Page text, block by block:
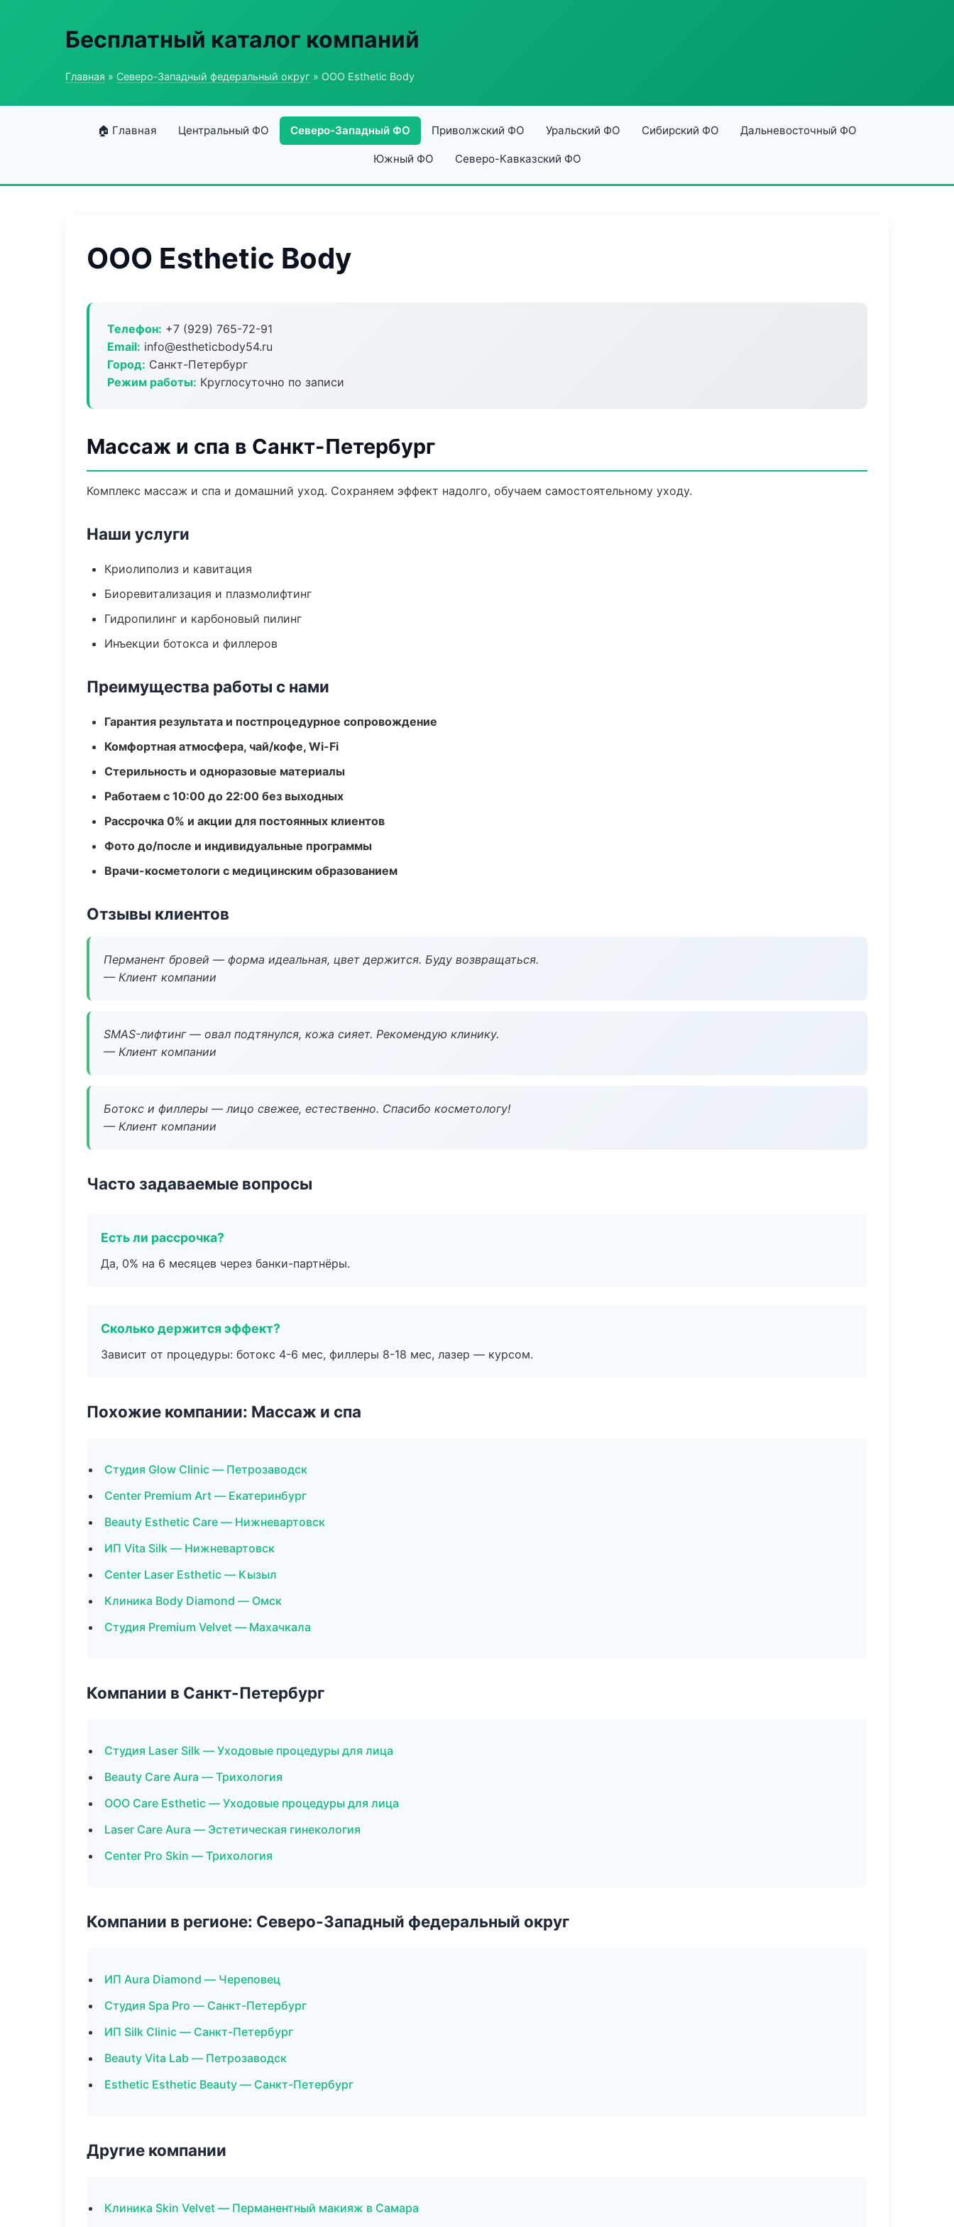
Бесплатный каталог компаний
Главная » Северо-Западный федеральный округ » ООО Esthetic Body
🏠 Главная Центральный ФО Северо-Западный ФО Приволжский ФО Уральский ФО Сибирский ФО Дальневосточный ФО
Южный ФО Северо-Кавказский ФО
ООО Esthetic Body
Телефон: +7 (929) 765-72-91
Email: info@estheticbody54.ru
Город: Санкт-Петербург
Режим работы: Круглосуточно по записи
Массаж и спа в Санкт-Петербург
Комплекс массаж и спа и домашний уход. Сохраняем эффект надолго, обучаем самостоятельному уходу.
Наши услуги
Криолиполиз и кавитация
Биоревитализация и плазмолифтинг
Гидропилинг и карбоновый пилинг
Инъекции ботокса и филлеров
Преимущества работы с нами
Гарантия результата и постпроцедурное сопровождение
Комфортная атмосфера, чай/кофе, Wi-Fi
Стерильность и одноразовые материалы
Работаем с 10:00 до 22:00 без выходных
Рассрочка 0% и акции для постоянных клиентов
Фото до/после и индивидуальные программы
Врачи-косметологи с медицинским образованием
Отзывы клиентов
Перманент бровей — форма идеальная, цвет держится. Буду возвращаться.
— Клиент компании
SMAS-лифтинг — овал подтянулся, кожа сияет. Рекомендую клинику.
— Клиент компании
Ботокс и филлеры — лицо свежее, естественно. Спасибо косметологу!
— Клиент компании
Часто задаваемые вопросы
Есть ли рассрочка?
Да, 0% на 6 месяцев через банки-партнёры.
Сколько держится эффект?
Зависит от процедуры: ботокс 4-6 мес, филлеры 8-18 мес, лазер — курсом.
Похожие компании: Массаж и спа
Студия Glow Clinic — Петрозаводск
Center Premium Art — Екатеринбург
Beauty Esthetic Care — Нижневартовск
ИП Vita Silk — Нижневартовск
Center Laser Esthetic — Кызыл
Клиника Body Diamond — Омск
Студия Premium Velvet — Махачкала
Компании в Санкт-Петербург
Студия Laser Silk — Уходовые процедуры для лица
Beauty Care Aura — Трихология
ООО Care Esthetic — Уходовые процедуры для лица
Laser Care Aura — Эстетическая гинекология
Center Pro Skin — Трихология
Компании в регионе: Северо-Западный федеральный округ
ИП Aura Diamond — Череповец
Студия Spa Pro — Санкт-Петербург
ИП Silk Clinic — Санкт-Петербург
Beauty Vita Lab — Петрозаводск
Esthetic Esthetic Beauty — Санкт-Петербург
Другие компании
Клиника Skin Velvet — Перманентный макияж в Самара